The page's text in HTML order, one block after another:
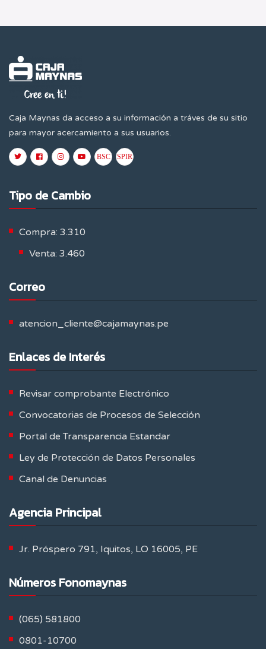
Caja Maynas da acceso a su información a tráves de su sitio
para mayor acercamiento a sus usuarios.
Tipo de Cambio
Compra: 3.310
Venta: 3.460
Correo
atencion_cliente@cajamaynas.pe
Enlaces de Interés
Revisar comprobante Electrónico
Convocatorias de Procesos de Selección
Portal de Transparencia Estandar
Ley de Protección de Datos Personales
Canal de Denuncias
Agencia Principal
Jr. Próspero 791, Iquitos, LO 16005, PE
Números Fonomaynas
(065) 581800
0801-10700